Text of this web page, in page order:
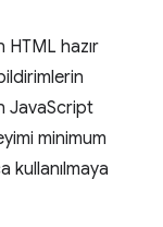
hazır
JavaScript
minimum
kullanılmaya